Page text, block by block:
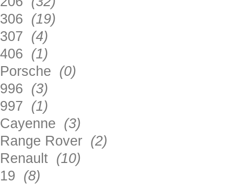
306 (19)
307 (4)
406 (1)
Porsche (0)
996 (3)
997 (1)
Cayenne (3)
Range Rover (2)
Renault (10)
19 (8)